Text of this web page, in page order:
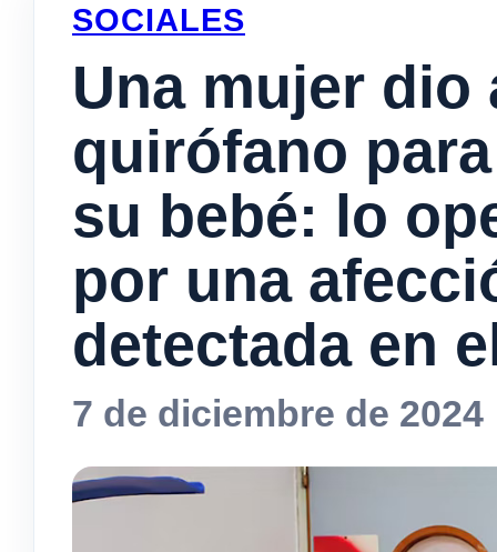
SOCIALES
Una mujer dio
quirófano
su bebé: lo
por una
detectada en
7 de diciembre de 2024